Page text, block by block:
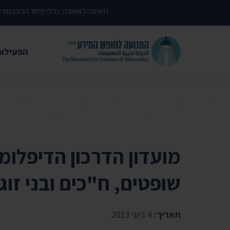
חשיפה ראשונה: נהלי פיזור
קשרי
חדשות
מועדון הדרכון
שופטים, ח"כים ובני
תאריך: